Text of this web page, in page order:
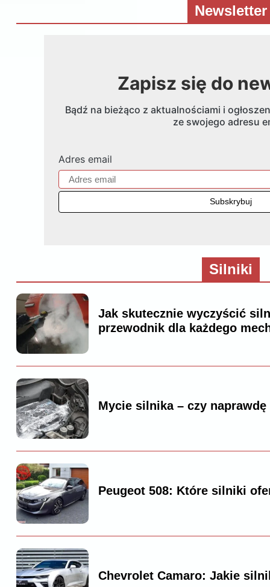
Newsletter
Zapisz się do
Bądź na bieżąco z aktualnościami i
ze swojego adresu
Adres email
Silniki
Jak skutecznie wyczyścić
przewodnik dla każdego
Mycie silnika – czy
Peugeot 508: Które silniki
Chevrolet Camaro: Jakie